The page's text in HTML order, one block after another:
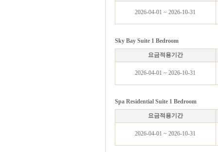
2026-04-01 ~ 2026-10-31
Sky Bay Suite 1 Bedroom
요금적용기간
2026-04-01 ~ 2026-10-31
Spa Residential Suite 1 Bedroom
요금적용기간
2026-04-01 ~ 2026-10-31